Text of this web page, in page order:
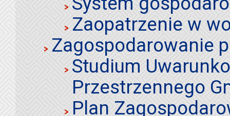
Zaopatrzenie w
Zagospodarowanie
Studium
Przestrzennego
Plan